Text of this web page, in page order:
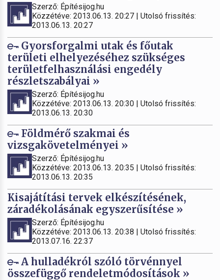
Szerző: Építésijog.hu
Közzétéve: 2013.06.13. 20:27 | Utolsó frissítés:
2013.06.13. 20:27
Gyorsforgalmi utak és főutak
területi elhelyezéséhez szükséges
területfelhasználási engedély
részletszabályai »
Szerző: Építésijog.hu
Közzétéve: 2013.06.13. 20:30 | Utolsó frissítés:
2013.06.13. 20:30
Földmérő szakmai és
vizsgakövetelményei »
Szerző: Építésijog.hu
Közzétéve: 2013.06.13. 20:35 | Utolsó frissítés:
2013.06.13. 20:35
Kisajátítási tervek elkészítésének,
záradékolásának egyszerűsítése »
Szerző: Építésijog.hu
Közzétéve: 2013.06.13. 20:38 | Utolsó frissítés:
2013.07.16. 22:37
A hulladékról szóló törvénnyel
összefüggő rendeletmódosítások »